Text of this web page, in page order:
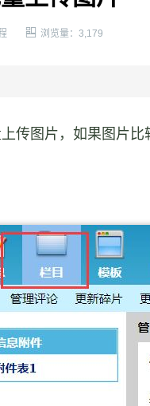
 浏览量：3,179
传图片，如果图片